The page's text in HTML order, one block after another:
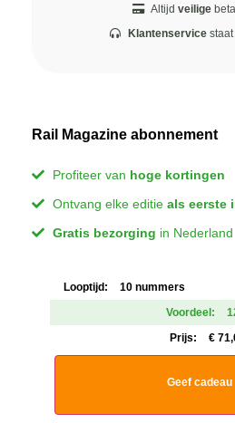
Altijd veilige
Klantenservice
Rail Magazine abonnement
Profiteer van hoge kortingen
Ontvang elke editie als eerste
Gratis bezorging in Nederland
Looptijd:
10 nummers
Voordeel:
Prijs:
€
Geef cadeau